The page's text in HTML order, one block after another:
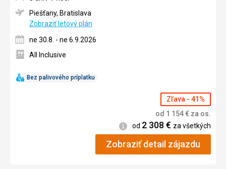
Bez palivového príplatku
Piešťany, Bratislava
Zobraziť letový plán
ne 30.8. - ne 6.9.2026
All Inclusive
Zľava - 41%
od 1 154€ za os.
Informácie
od 2 308 € za všetkých
Zobraziť detail zájazdu